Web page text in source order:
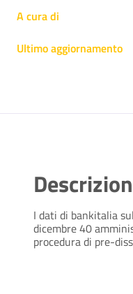
A cura di
Ultimo aggiornamento
I dati di bankitalia
dicembre 40
procedura di pre-